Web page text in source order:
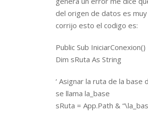
del origen de datos es
corrijo esto el codigo es:
Public Sub IniciarConexion()
Dim sRuta As String
‘ Asignar la ruta de la base
se llama la_base
sRuta = App.Path &